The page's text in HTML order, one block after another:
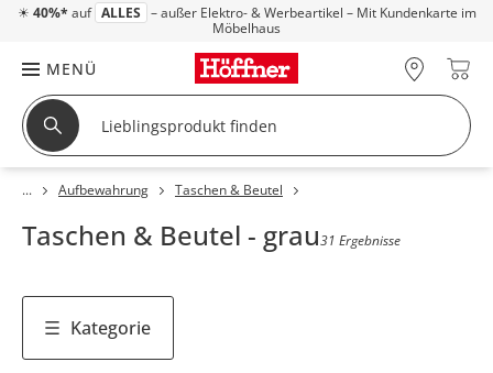
☀ 40%* auf ALLES – außer Elektro- & Werbeartikel – Mit Kundenkarte im
Möbelhaus
MENÜ
Aufbewahrung Taschen & Beutel
Taschen & Beutel - grau31 Ergebnisse
Kategorie